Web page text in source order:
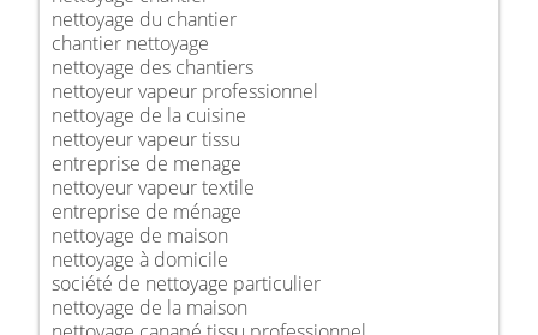
nettoyage du chantier
chantier nettoyage
nettoyage des chantiers
nettoyeur vapeur professionnel
nettoyage de la cuisine
nettoyeur vapeur tissu
entreprise de menage
nettoyeur vapeur textile
entreprise de ménage
nettoyage de maison
nettoyage à domicile
société de nettoyage particulier
nettoyage de la maison